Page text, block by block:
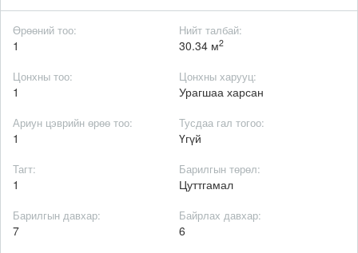
Өрөөний тоо:
1
Нийт талбай:
30.34 м2
Цонхны тоо:
1
Цонхны харууц:
Урагшаа харсан
Ариун цэврийн өрөө тоо:
1
Тусдаа гал тогоо:
Үгүй
Тагт:
1
Барилгын төрөл:
Цуттгамал
Барилгын давхар:
7
Байрлах давхар:
6